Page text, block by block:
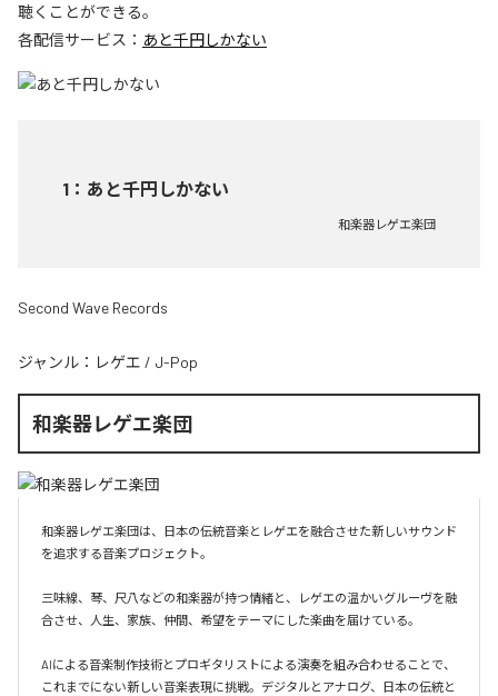
聴くことができる。
各配信サービス： あと千円しかない
1 ： あと千円しかない
和楽器レゲエ楽団
Second Wave Records
ジャンル： レゲエ / J-Pop
和楽器レゲエ楽団
和楽器レゲエ楽団は、日本の伝統音楽とレゲエを融合させた新しいサウンド
を追求する音楽プロジェクト。
三味線、琴、尺八などの和楽器が持つ情緒と、レゲエの温かいグルーヴを融
合させ、人生、家族、仲間、希望をテーマにした楽曲を届けている。
AIによる音楽制作技術とプロギタリストによる演奏を組み合わせることで、
これまでにない新しい音楽表現に挑戦。デジタルとアナログ、日本の伝統と